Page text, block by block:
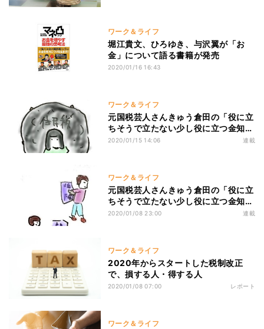
ワーク＆ライフ
堀江貴文、ひろゆき、与沢翼が「お
金」について語る書籍が発売
2020/01/16 16:43
ワーク＆ライフ
元国税芸人さんきゅう倉田の「役に立
ちそうで立たない少し役に立つ金知
識」 第132回 高校生でも分かる住民
2020/01/15 14:06 連載
ワーク＆ライフ
元国税芸人さんきゅう倉田の「役に立
ちそうで立たない少し役に立つ金知
識」 第131回 高校生でも分かる所得
2020/01/08 23:00 連載
ワーク＆ライフ
2020年からスタートした税制改正
で、損する人・得する人
2020/01/08 07:00 レポート
ワーク＆ライフ